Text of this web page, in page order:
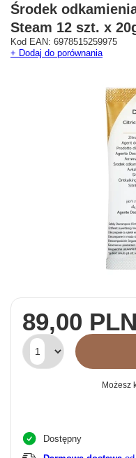
Środek
Steam 12 szt. x
Kod EAN: 6978515259975
+ Dodaj do porównania
89,00 PLN
Możesz
Dostępny